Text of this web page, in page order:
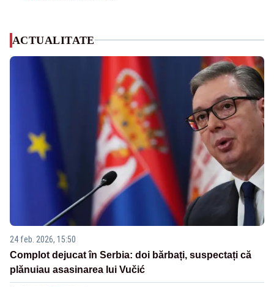
ACTUALITATE
24 feb. 2026, 15:50
Complot dejucat în Serbia: doi bărbați, suspectați că
plănuiau asasinarea lui Vučić